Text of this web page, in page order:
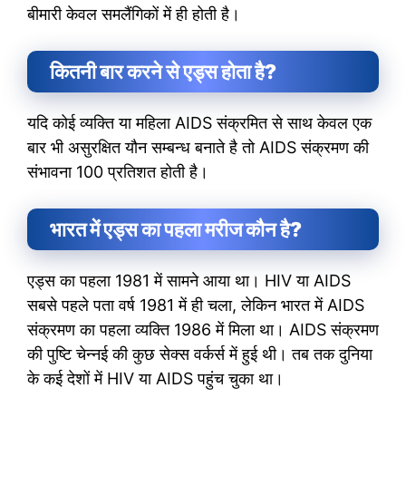
बीमारी केवल समलैंगिकों में ही होती है।
कितनी बार करने से एड्स होता है?
यदि कोई व्यक्ति या महिला AIDS संक्रमित से साथ केवल एक
बार भी असुरक्षित यौन सम्बन्ध बनाते है तो AIDS संक्रमण की
संभावना 100 प्रतिशत होती है।
भारत में एड्स का पहला मरीज कौन है?
एड्स का पहला 1981 में सामने आया था। HIV या AIDS
सबसे पहले पता वर्ष 1981 में ही चला, लेकिन भारत में AIDS
संक्रमण का पहला व्यक्ति 1986 में मिला था। AIDS संक्रमण
की पुष्टि चेन्नई की कुछ सेक्स वर्कर्स में हुई थी। तब तक दुनिया
के कई देशों में HIV या AIDS पहुंच चुका था।